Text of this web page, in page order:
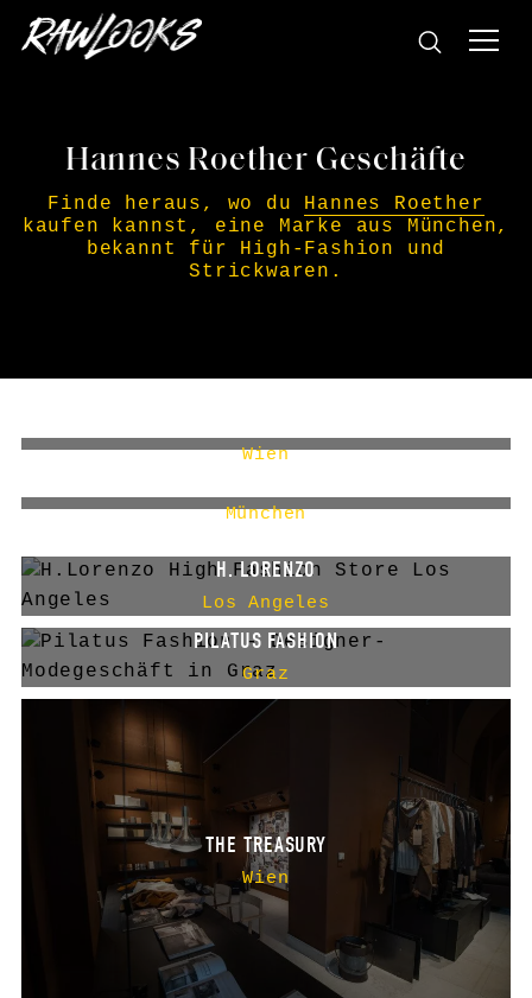
Hannes Roether Geschäfte
Finde heraus, wo du Hannes Roether
kaufen kannst, eine Marke aus München,
bekannt für High-Fashion und
Strickwaren.
Wien
München
H. LORENZO
Los Angeles
PILATUS FASHION
Graz
THE TREASURY
Wien